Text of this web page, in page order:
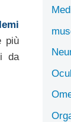
più
da